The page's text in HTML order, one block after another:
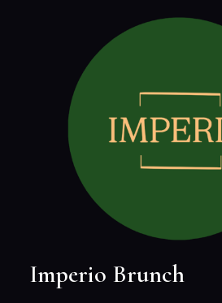
Imperio Brunch